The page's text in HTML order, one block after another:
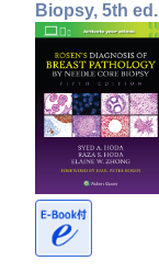
Biopsy, 5th ed.